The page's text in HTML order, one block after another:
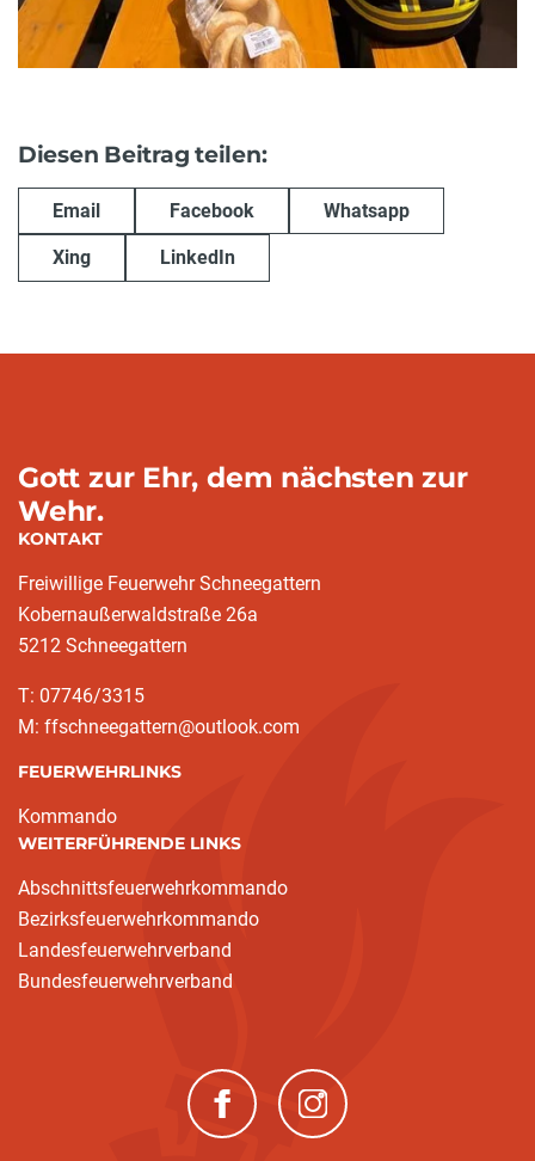
Diesen Beitrag teilen:
Email Facebook Whatsapp
Xing LinkedIn
Gott zur Ehr, dem nächsten zur
Wehr.
KONTAKT
Freiwillige Feuerwehr Schneegattern
Kobernaußerwaldstraße 26a
5212 Schneegattern
T: 07746/3315
M: ffschneegattern@outlook.com
FEUERWEHRLINKS
Kommando
WEITERFÜHRENDE LINKS
Abschnittsfeuerwehrkommando
Bezirksfeuerwehrkommando
Landesfeuerwehrverband
Bundesfeuerwehrverband
(neues Fenster)(neues Fenster)